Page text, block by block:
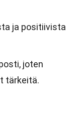
ja positiivista
joten
tärkeitä.